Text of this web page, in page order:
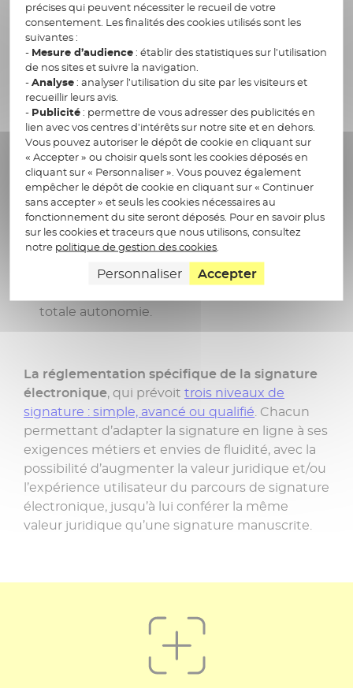
Desoutils de signaturequi s’adaptent à vos
priorités, avec parmi les plus fréquemment
utilisés :
les API : conçues pour s’intégrer dans le
Système d’Information de l’entreprise en
toute simplicité, ce sont des modules
fonctionnels qui permettent de générer des
parcours de signature en ligne directement
depuis les applications métiers existantes.
les solutions clé en main : accessibles via un
portail web dédié, elles permettent en
quelques clics de télécharger les documents,
sélectionner les signataires, lancer le parcours
totale autonomie.
La réglementation spécifique de la signature
électronique, qui prévoit trois niveaux de
signature : simple, avancé ou qualifié. Chacun
permettant d’adapter la signature en ligne à ses
exigences métiers et envies de fluidité, avec la
possibilité d’augmenter la valeur juridique et/ou
l’expérience utilisateur du parcours de signature
électronique, jusqu’à lui conférer la même
valeur juridique qu’une signature manuscrite.
précises qui peuvent nécessiter le recueil de votre
consentement. Les finalités des cookies utilisés sont les
suivantes :
- Mesure d’audience: établir des statistiques sur l’utilisation
de nos sites et suivre la navigation.
- Analyse: analyser l’utilisation du site par les visiteurs et
recueillir leurs avis.
- Publicité: permettre de vous adresser des publicités en
lien avec vos centres d’intérêts sur notre site et en dehors.
Vous pouvez autoriser le dépôt de cookie en cliquant sur
« Accepter » ou choisir quels sont les cookies déposés en
cliquant sur « Personnaliser ». Vous pouvez également
empêcher le dépôt de cookie en cliquant sur « Continuer
sans accepter » et seuls les cookies nécessaires au
fonctionnement du site seront déposés. Pour en savoir plus
sur les cookies et traceurs que nous utilisons, consultez
notre politique de gestion des cookies
Personnaliser Accepter